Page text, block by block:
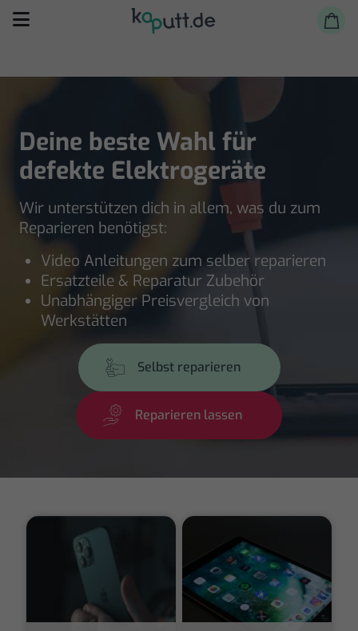
Selbst reparieren
Reparieren lassen
Shop
Deine beste Wahl für
defekte Elektrogeräte
Wir unterstützen dich in allem, was du zum
Reparieren benötigst:
Video Anleitungen zum selber reparieren
Ersatzteile & Reparatur Zubehör
Unabhängiger Preisvergleich von
Werkstätten
Selbst reparieren
Reparieren lassen